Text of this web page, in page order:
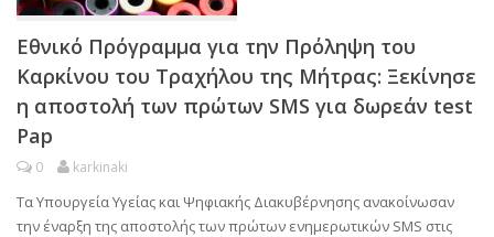
Εθνικό Πρόγραμμα για την Πρόληψη του
Καρκίνου του Τραχήλου της Μήτρας: Ξεκίνησε
η αποστολή των πρώτων SMS για δωρεάν test
Pap
0 karkinaki
Τα Υπουργεία Υγείας και Ψηφιακής Διακυβέρνησης ανακοίνωσαν
την έναρξη της αποστολής των πρώτων ενημερωτικών SMS στις